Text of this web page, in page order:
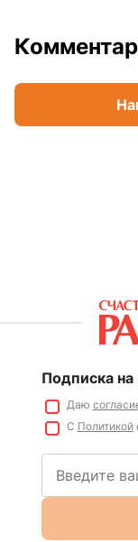
Подписка на
Даю
С Политикой